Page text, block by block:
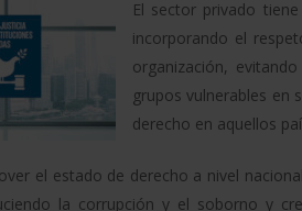
El sector privado
incorporando el
organización,
grupos vulnerables en
derecho en aquellos
el estado de derecho a nivel
la corrupción y el soborno y